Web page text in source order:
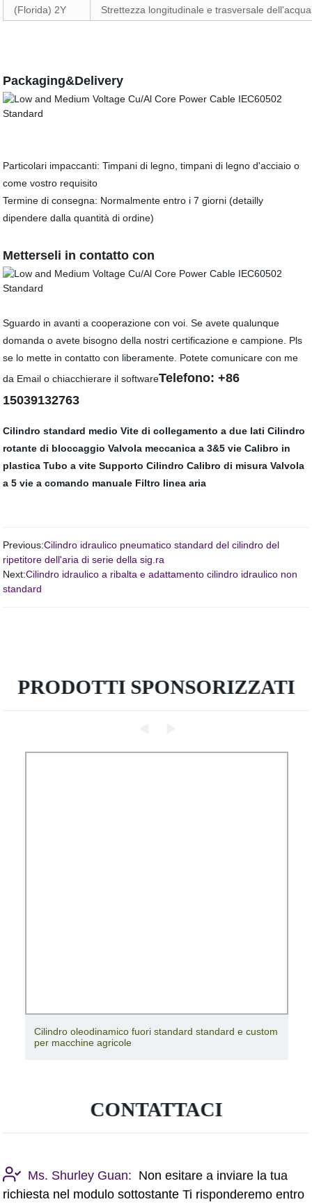
(Florida) 2Y Strettezza longitudinale e trasversale
Packaging&Delivery
Particolari impaccanti: Timpani di legno, timpani di legno d'acciaio o
come vostro requisito
Termine di consegna: Normalmente entro i 7 giorni (detailly
dipendere dalla quantità di ordine)
Metterseli in contatto con
Sguardo in avanti a cooperazione con voi. Se avete qualunque
domanda o avete bisogno della nostri certificazione e campione. Pls
se lo mette in contatto con liberamente. Potete comunicare con me
da Email o chiacchierare il softwareTelefono: +86
15039132763
Cilindro standard medio Vite di collegamento a due lati Cilindro
rotante di bloccaggio Valvola meccanica a 3&5 vie Calibro in
plastica Tubo a vite Supporto Cilindro Calibro di misura Valvola
a 5 vie a comando manuale Filtro linea aria
Previous:Cilindro idraulico pneumatico standard del cilindro del
ripetitore dell'aria di serie della sig.ra
Next:Cilindro idraulico a ribalta e adattamento cilindro idraulico non
standard
PRODOTTI SPONSORIZZATI
Cilindro oleodinamico fuori standard standard e custom
per macchine agricole
CONTATTACI
Ms. Shurley Guan: Non esitare a inviare la tua
richiesta nel modulo sottostante Ti risponderemo entro